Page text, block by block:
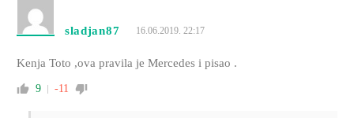
sladjan87 16.06.2019. 22:17
Kenja Toto ,ova pravila je Mercedes i pisao .
9 -11